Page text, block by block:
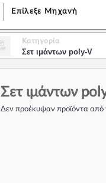
Επίλεξε Μηχανή
Κατηγορία
Σετ ιμάντων poly-V
Σετ ιμάντων
Δεν προέκυψαν προϊόντα από